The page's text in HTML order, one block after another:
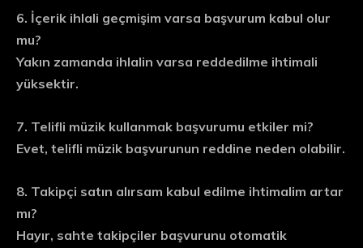
6. İçerik ihlali geçmişim varsa başvurum kabul olur
mu?
Yakın zamanda ihlalin varsa reddedilme ihtimali
yüksektir.
7. Telifli müzik kullanmak başvurumu etkiler mi?
Evet, telifli müzik başvurunun reddine neden olabilir.
8. Takipçi satın alırsam kabul edilme ihtimalim artar
mı?
Hayır, sahte takipçiler başvurunu otomatik